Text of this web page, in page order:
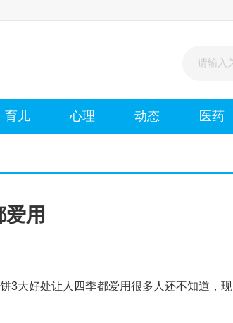
育儿 心理 动态 医药
用
3大好处让人四季都爱用很多人还不知道，现